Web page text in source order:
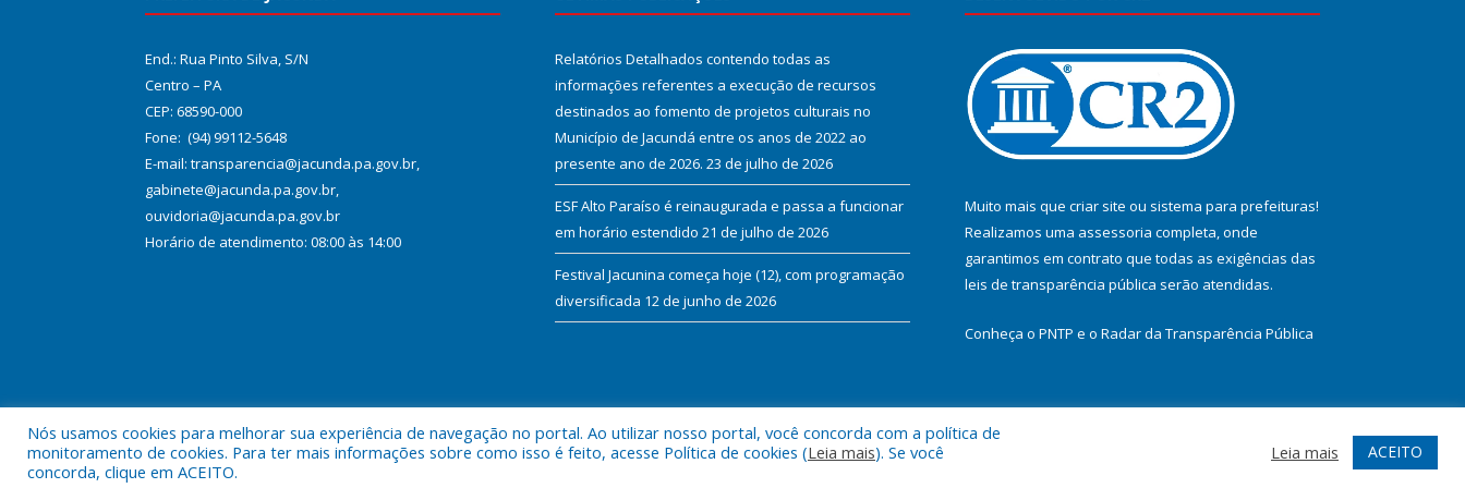
End.: Rua Pinto Silva, S/N
Centro – PA
CEP: 68590-000
Fone: (94) 99112-5648
E-mail: transparencia@jacunda.pa.gov.br,
gabinete@jacunda.pa.gov.br,
ouvidoria@jacunda.pa.gov.br
Horário de atendimento: 08:00 às 14:00
Relatórios Detalhados contendo todas as
informações referentes a execução de recursos
destinados ao fomento de projetos culturais no
Município de Jacundá entre os anos de 2022 ao
presente ano de 2026. 23 de julho de 2026
ESF Alto Paraíso é reinaugurada e passa a funcionar
em horário estendido 21 de julho de 2026
Festival Jacunina começa hoje (12), com programação
diversificada 12 de junho de 2026
Muito mais que criar site ou sistema para prefeituras!
Realizamos uma assessoria completa, onde
garantimos em contrato que todas as exigências das
leis de transparência pública serão atendidas.
Conheça o PNTP e o Radar da Transparência Pública
Todos os direitos reservados a Prefeitura Municipal de Jacundá. Mapa do Site Acessar Webmail
Nós usamos cookies para melhorar sua experiência de navegação no portal. Ao utilizar nosso portal, você concorda com a política de
monitoramento de cookies. Para ter mais informações sobre como isso é feito, acesse Política de cookies (Leia mais). Se você
concorda, clique em ACEITO.
Leia mais ACEITO